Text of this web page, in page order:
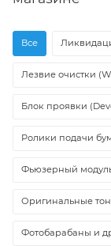
Все
Лезвие очистки
Блок проявки
Ролики подачи
Фьюзерный
Оригинальные
Фотобарабаны и